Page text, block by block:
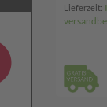
Lieferzeit: